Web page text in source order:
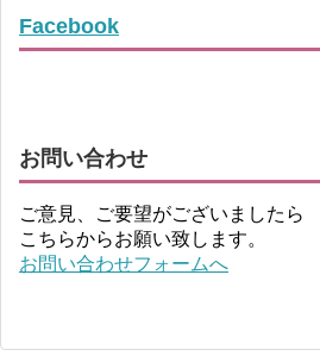
Facebook
お問い合わせ
ご意見、ご要望がございましたら
こちらからお願い致します。
お問い合わせフォームへ